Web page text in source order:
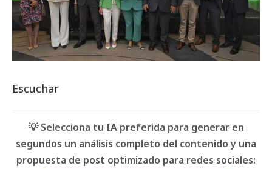
Escuchar
💡 Selecciona tu IA preferida para generar en
segundos un análisis completo del contenido y una
propuesta de post optimizado para redes sociales: